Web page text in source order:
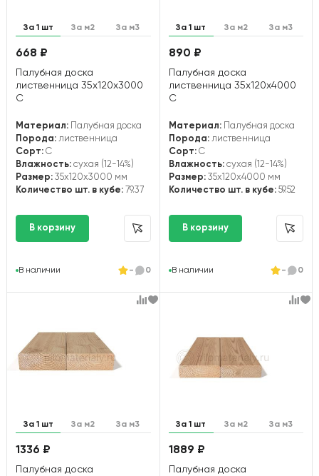
За 1 шт За м2 За м3
668 ₽
Палубная доска
лиственница 35х120х3000
С
Материал: Палубная доска
Порода: лиственница
Сорт: С
Влажность: сухая (12-14%)
Размер: 35x120x3000 мм
Количество шт. в кубе: 79.37
В наличии - 0
За 1 шт За м2 За м3
890 ₽
Палубная доска
лиственница 35х120х4000
С
Материал:Палубная доска
Порода:лиственница
Сорт:С
Влажность:сухая (12-14%)
Размер:35x120x4000 мм
Количество шт. в кубе:59.52
В наличии - 0
За 1 шт За м2 За м3
1336 ₽
Палубная доска
За 1 шт За м2 За м3
1889 ₽
Палубная доска